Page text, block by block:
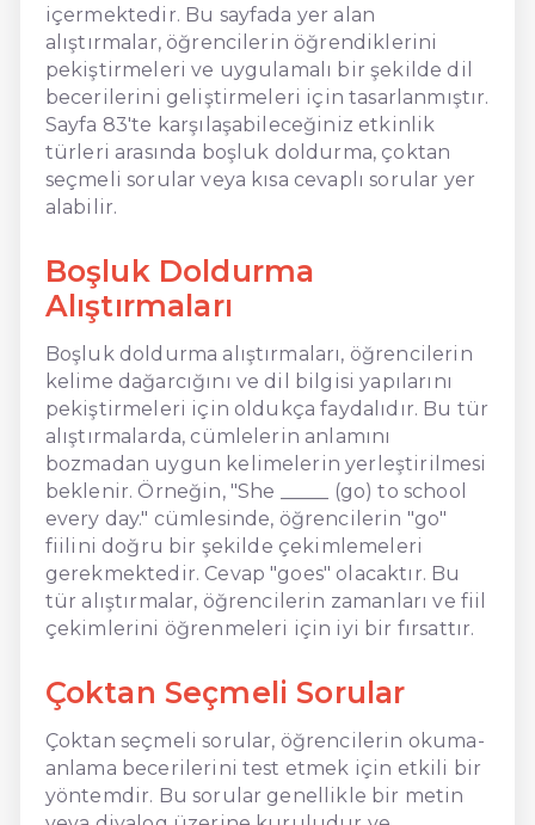
içermektedir. Bu sayfada yer alan
alıştırmalar, öğrencilerin öğrendiklerini
pekiştirmeleri ve uygulamalı bir şekilde dil
becerilerini geliştirmeleri için tasarlanmıştır.
Sayfa 83'te karşılaşabileceğiniz etkinlik
türleri arasında boşluk doldurma, çoktan
seçmeli sorular veya kısa cevaplı sorular yer
alabilir.
Boşluk Doldurma
Alıştırmaları
Boşluk doldurma alıştırmaları, öğrencilerin
kelime dağarcığını ve dil bilgisi yapılarını
pekiştirmeleri için oldukça faydalıdır. Bu tür
alıştırmalarda, cümlelerin anlamını
bozmadan uygun kelimelerin yerleştirilmesi
beklenir. Örneğin, "She _____ (go) to school
every day." cümlesinde, öğrencilerin "go"
fiilini doğru bir şekilde çekimlemeleri
gerekmektedir. Cevap "goes" olacaktır. Bu
tür alıştırmalar, öğrencilerin zamanları ve fiil
çekimlerini öğrenmeleri için iyi bir fırsattır.
Çoktan Seçmeli Sorular
Çoktan seçmeli sorular, öğrencilerin okuma-
anlama becerilerini test etmek için etkili bir
yöntemdir. Bu sorular genellikle bir metin